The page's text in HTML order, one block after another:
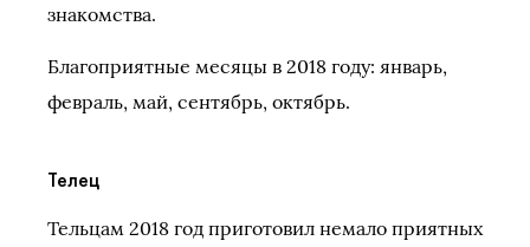
знакомства.
Благоприятные месяцы в 2018 году: январь,
февраль, май, сентябрь, октябрь.
Телец
Тельцам 2018 год приготовил немало приятных